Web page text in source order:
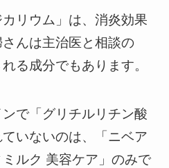
カリウム」は、消炎効果
んは主治医と相談の
る成分でもあります。
で「グリチルリチン酸
いないのは、「ニベア
ルク 美容ケア」のみで